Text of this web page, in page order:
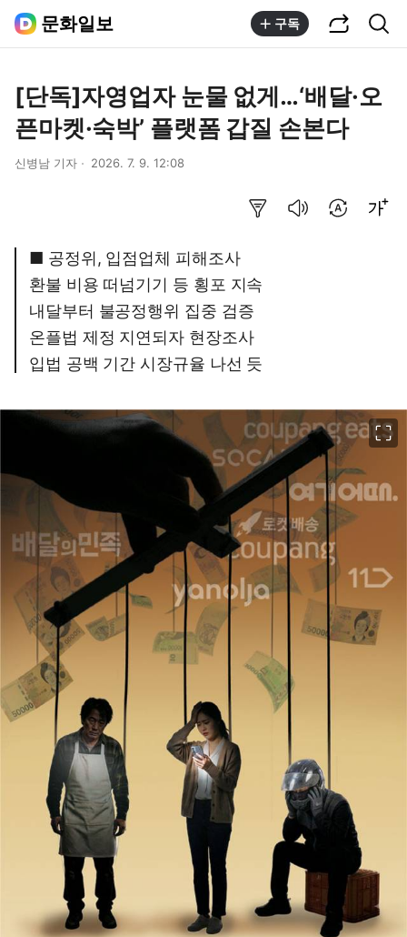
문화일보 구독
[단독]자영업자 눈물 없게…‘배달·오
픈마켓·숙박’ 플랫폼 갑질 손본다
신병남 기자 2026. 7. 9. 12:08
■ 공정위, 입점업체 피해조사
환불 비용 떠넘기기 등 횡포 지속
내달부터 불공정행위 집중 검증
온플법 제정 지연되자 현장조사
입법 공백 기간 시장규율 나선 듯